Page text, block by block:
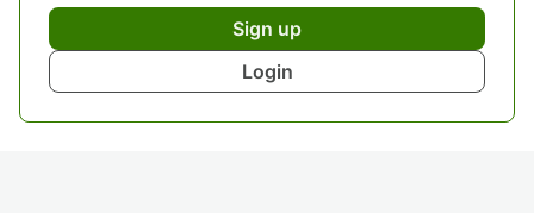
Sign up
Login